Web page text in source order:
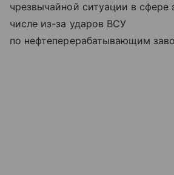
чрезвычайной ситуации в сфере
числе из-за ударов ВСУ
по нефтеперерабатывающим